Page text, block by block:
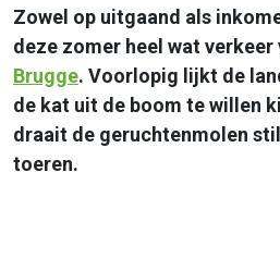
Zowel op uitgaand als
deze zomer heel wat verkeer
Brugge. Voorlopig lijkt de
de kat uit de boom te willen
draait de geruchtenmolen
toeren.